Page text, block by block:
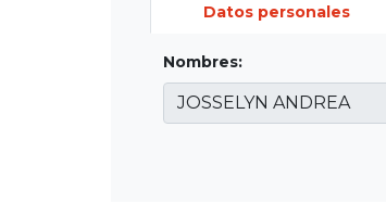
Datos personales
Nombres: